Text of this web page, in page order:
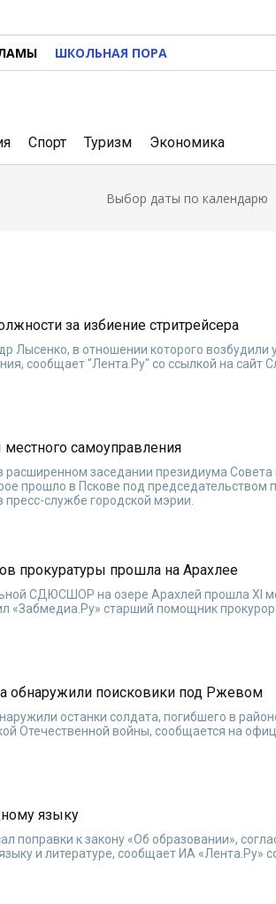
ШКОЛЬНАЯ ПОРА
Спорт Туризм Экономика
Выбор даты по календарю
за избиение стритрейсера
Лысенко, в отношении которого возбудили
сообщает "Лента.Ру" со ссылкой на сайт
самоуправления
заседании президиума Совета
прошло в Пскове под
службе городской мэрии.
прокуратуры прошла на Арахлее
СДЮСШОР на озере Арахлей прошла XI
«Забмедиа.Ру» старший помощник
обнаружили поисковики под Ржевом
останки солдата, погибшего в
Отечественной войны, сообщается на
языку
поправки к закону «Об образовании»,
и литературе, сообщает ИА «Лента.Ру»